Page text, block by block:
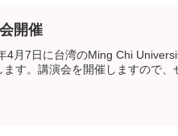
開催
4月7日に台湾のMing Chi
ます。講演会を開催しますので、